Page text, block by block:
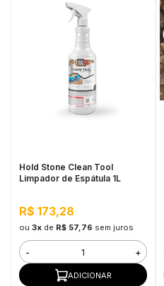
Hold Stone Clean Tool
Limpador de Espátula 1L
R$ 173,28
ou 3xde R$ 57,76 sem juros
- +
ADICIONAR